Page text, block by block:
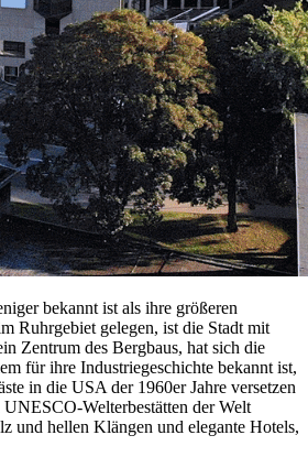
bekannt ist als ihre größeren
Ruhrgebiet gelegen, ist die Stadt mit
Zentrum des Bergbaus, hat sich die
für ihre Industriegeschichte bekannt ist,
in die USA der 1960er Jahre versetzen
UNESCO-Welterbestätten der Welt
und hellen Klängen und elegante Hotels,